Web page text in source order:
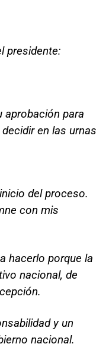
presidente:
aprobación para
en las urnas
del proceso.
con mis
hacerlo porque la
nacional, de
y un
nacional.